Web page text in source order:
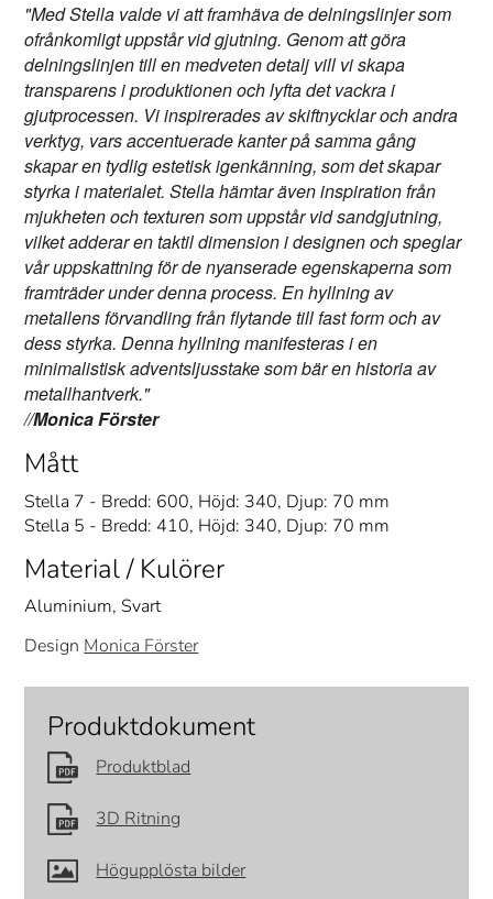
"Med Stella valde vi att framhäva de delningslinjer som
ofrånkomligt uppstår vid gjutning. Genom att göra
delningslinjen till en medveten detalj vill vi skapa
transparens i produktionen och lyfta det vackra i
gjutprocessen. Vi inspirerades av skiftnycklar och andra
verktyg, vars accentuerade kanter på samma gång
skapar en tydlig estetisk igenkänning, som det skapar
styrka i materialet. Stella hämtar även inspiration från
mjukheten och texturen som uppstår vid sandgjutning,
vilket adderar en taktil dimension i designen och speglar
vår uppskattning för de nyanserade egenskaperna som
framträder under denna process. En hyllning av
metallens förvandling från flytande till fast form och av
dess styrka. Denna hyllning manifesteras i en
minimalistisk adventsljusstake som bär en historia av
metallhantverk."
//Monica Förster
Mått
Stella 7 - Bredd: 600, Höjd: 340, Djup: 70 mm
Stella 5 - Bredd: 410, Höjd: 340, Djup: 70 mm
Material / Kulörer
Aluminium, Svart
Design Monica Förster
Produktdokument
Produktblad
3D Ritning
Högupplösta bilder